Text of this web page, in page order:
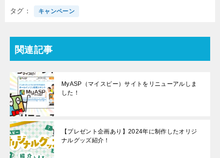
タグ キャンペーン
関連記事
MyASP（マイスピー）サイトをリニューアルしま
した！
【プレゼント企画あり】2024年に制作したオリジ
ナルグッズ紹介！